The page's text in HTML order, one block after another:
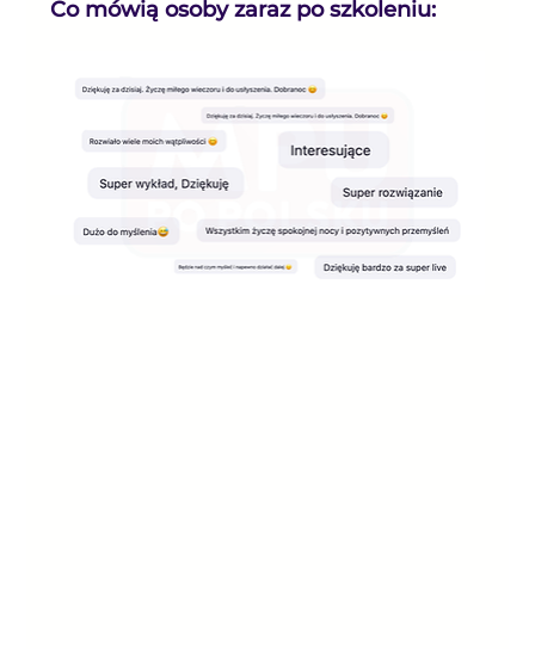
Co mówią osoby zaraz po szkoleniu: